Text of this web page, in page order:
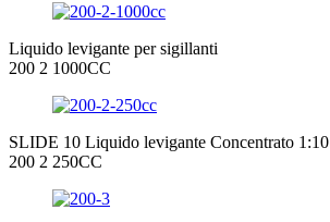
Liquido levigante per sigillanti
200 2 1000CC
SLIDE 10 Liquido levigante Concentrato 1:10
200 2 250CC